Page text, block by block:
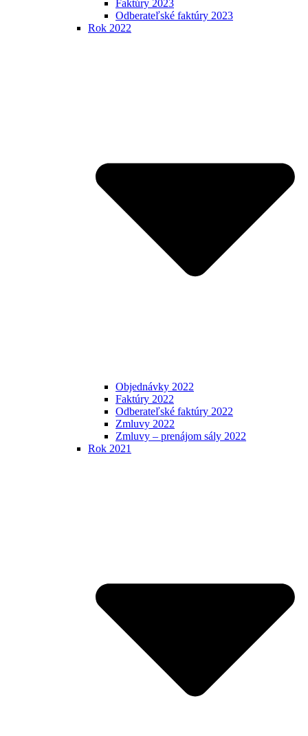
Faktúry 2023
Odberateľské faktúry 2023
Rok 2022
Objednávky 2022
Faktúry 2022
Odberateľské faktúry 2022
Zmluvy 2022
Zmluvy – prenájom sály 2022
Rok 2021